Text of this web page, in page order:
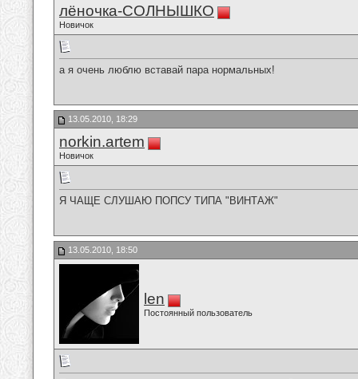
лёночка-СОЛНЫШКО
Новичок
а я очень люблю вставай пара нормальных!
13.05.2010, 18:29
norkin.artem
Новичок
Я ЧАЩЕ СЛУШАЮ ПОПСУ ТИПА "ВИНТАЖ"
13.05.2010, 18:50
len
Постоянный пользователь